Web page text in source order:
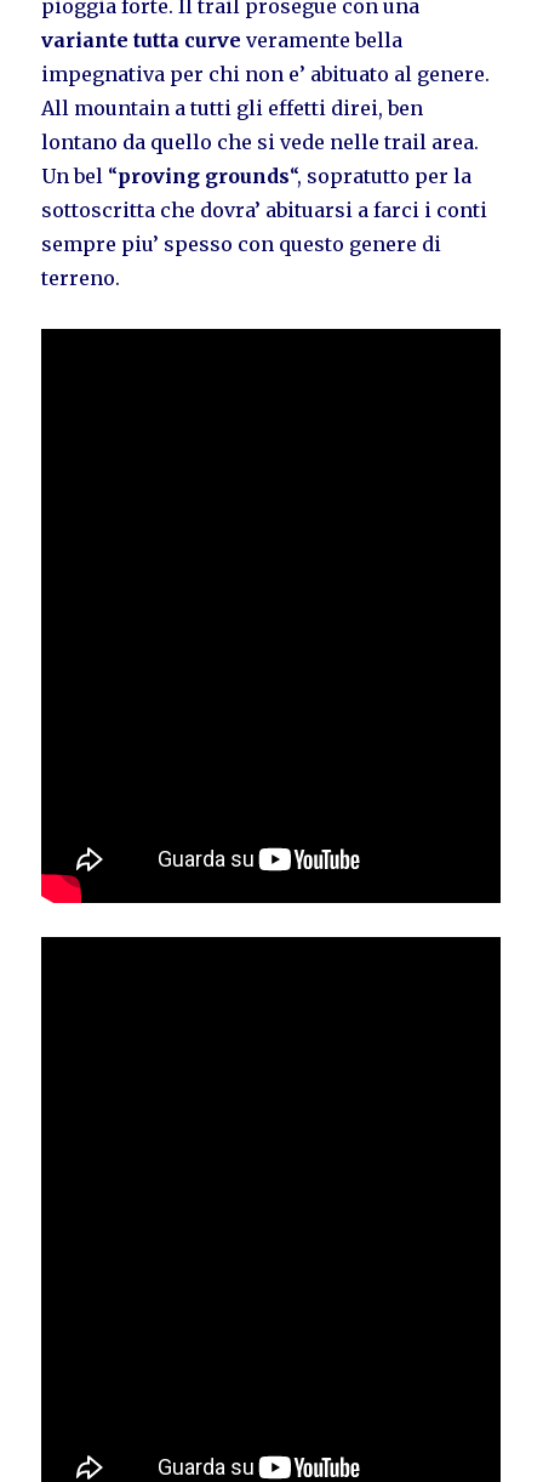
pioggia forte. Il trail prosegue con una
variante tutta curve veramente bella
impegnativa per chi non e’ abituato al genere.
All mountain a tutti gli effetti direi, ben
lontano da quello che si vede nelle trail area.
Un bel “proving grounds“, sopratutto per la
sottoscritta che dovra’ abituarsi a farci i conti
sempre piu’ spesso con questo genere di
terreno.